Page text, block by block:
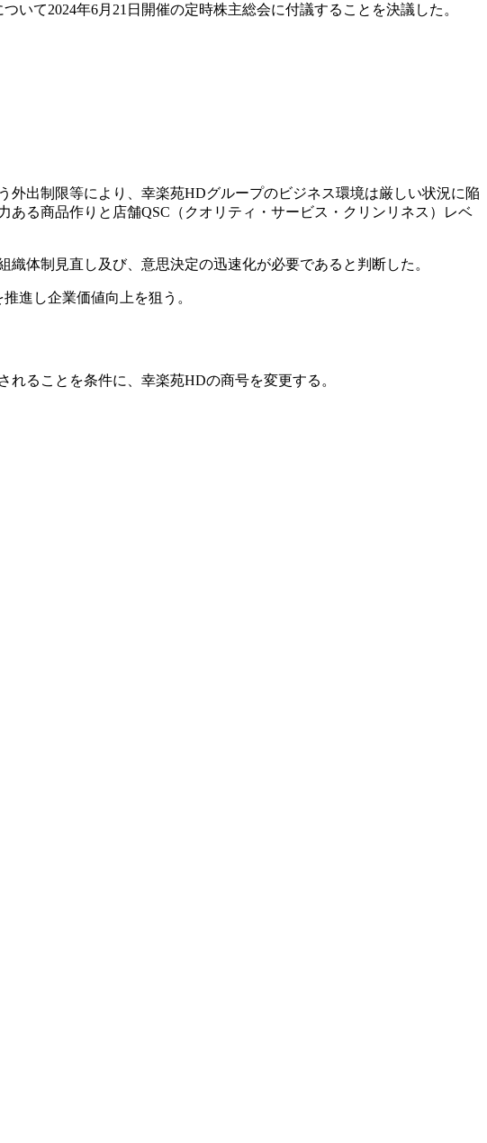
て2024年6月21日開催の定時株主総会に付議することを決議した。
出制限等により、幸楽苑HDグループのビジネス環境は厳しい状況に陥
る商品作りと店舗QSC（クオリティ・サービス・クリンリネス）レベ
体制見直し及び、意思決定の迅速化が必要であると判断した。
進し企業価値向上を狙う。
ることを条件に、幸楽苑HDの商号を変更する。